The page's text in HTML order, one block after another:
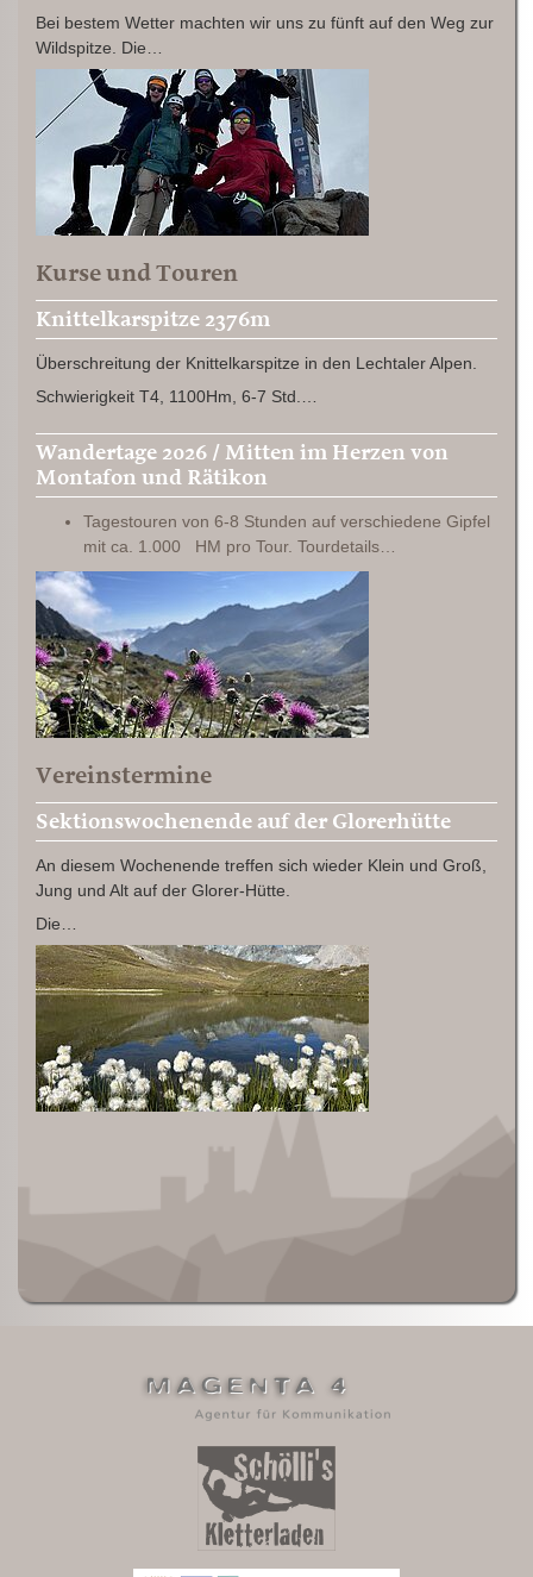
Bei bestem Wetter machten wir uns zu fünft auf den Weg zur
Wildspitze. Die…
Kurse und Touren
Knittelkarspitze 2376m
Überschreitung der Knittelkarspitze in den Lechtaler Alpen.
Schwierigkeit T4, 1100Hm, 6-7 Std.…
Wandertage 2026 / Mitten im Herzen von
Montafon und Rätikon
Tagestouren von 6-8 Stunden auf verschiedene Gipfel
mit ca. 1.000 HM pro Tour. Tourdetails…
Vereinstermine
Sektionswochenende auf der Glorerhütte
An diesem Wochenende treffen sich wieder Klein und Groß,
Jung und Alt auf der Glorer-Hütte.
Die…